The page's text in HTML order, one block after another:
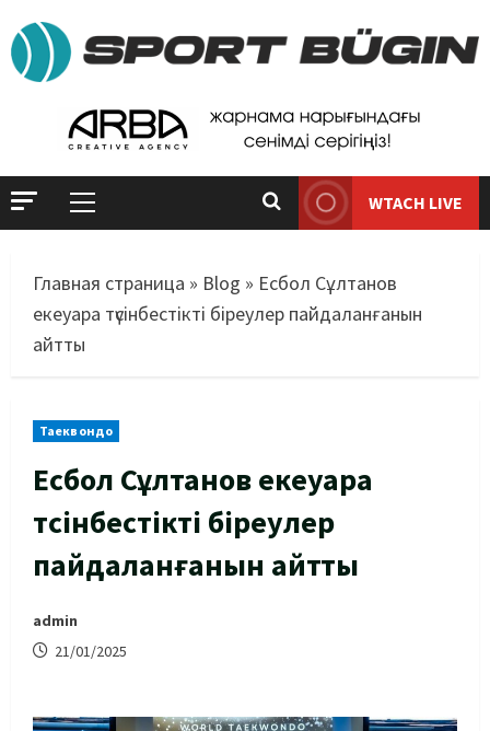
WTACH LIVE
Главная страница » Blog » Есбол Сұлтанов
екеуара түсінбестікті біреулер пайдаланғанын
айтты
Таеквондо
Есбол Сұлтанов екеуара
түсінбестікті біреулер
пайдаланғанын айтты
admin
21/01/2025